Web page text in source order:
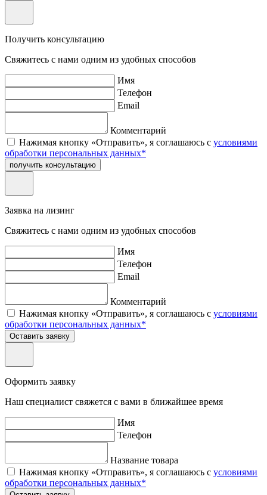
Получить консультацию
Свяжитесь с нами одним из удобных способов
Имя
Телефон
Email
Комментарий
Нажимая кнопку «Отправить», я соглашаюсь с условиями
обработки персональных данных*
получить консультацию
Заявка на лизинг
Свяжитесь с нами одним из удобных способов
Имя
Телефон
Email
Комментарий
Нажимая кнопку «Отправить», я соглашаюсь с условиями
обработки персональных данных*
Оставить заявку
Оформить заявку
Наш специалист свяжется с вами в ближайшее время
Имя
Телефон
Название товара
Нажимая кнопку «Отправить», я соглашаюсь с условиями
обработки персональных данных*